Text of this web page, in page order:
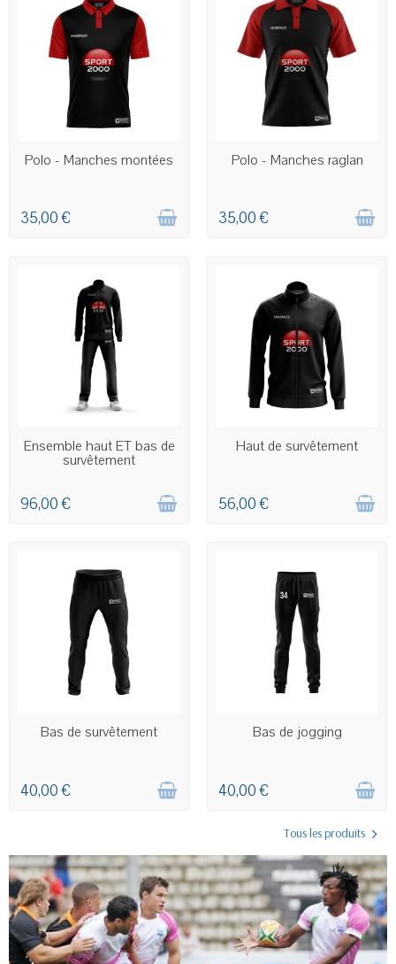
COMMANDE PERSONNALISÉE
Polo - Manches montées
35,00 €
COMMANDE PERSONNALISÉE
Polo - Manches raglan
35,00 €
COMMANDE PERSONNALISÉE
Ensemble haut ET bas de
survêtement
96,00 €
COMMANDE PERSONNALISÉE
Haut de survêtement
56,00 €
COMMANDE PERSONNALISÉE
Bas de survêtement
40,00 €
COMMANDE PERSONNALISÉE
Bas de jogging
40,00 €
Tous les produits